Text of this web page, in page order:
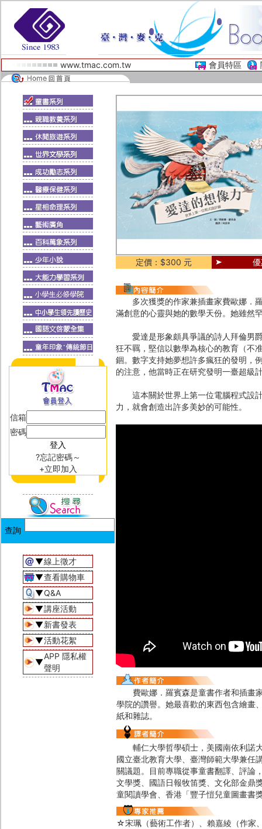
www.tmac.com.tw 會員特區
信箱
密碼
?忘記密碼～
+立即加入
▼線上徵才
▼查看購物車
▼Q&A
▼講座活動
▼新書發表
▼活動花絮
▼
APP 隱私權
聲明
定價：$300 元
多次獲獎的作家兼插畫家費歐娜．羅
滿創意的心靈與她的數學天份。她雖然
愛達是形象頗具爭議的詩人拜倫男爵
狂不羈，堅信以數學為核心的教育（不
錮。數字支持她夢想許多瘋狂的發明，
的注意，他當時正在研究發明一臺超
這本關於世界上第一位電腦程式設計
力，就會創造出許多美妙的可能性。
費歐娜．羅賓森是童書作者和插畫家
學院的讚譽。她最喜歡的東西包含繪畫
紙和雜誌。
輔仁大學哲學碩士，美國南依利諾大
國立臺北教育大學、臺灣師範大學兼任
關議題。目前專職從事童書翻譯、評論
文學獎、國語日報牧笛獎、文化部金鼎
童閱讀學會、香港「豐子愷兒童圖畫書
☆宋珮（藝術工作者）、賴嘉綾（作家